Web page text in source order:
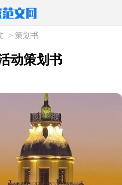
> 策划书
动策划书